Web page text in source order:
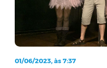
01/06/2023, às 7:37